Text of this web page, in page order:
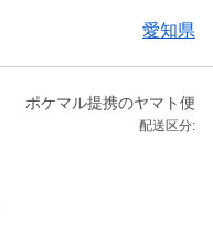
愛知県
ポケマル提携のヤマト便
配送区分: